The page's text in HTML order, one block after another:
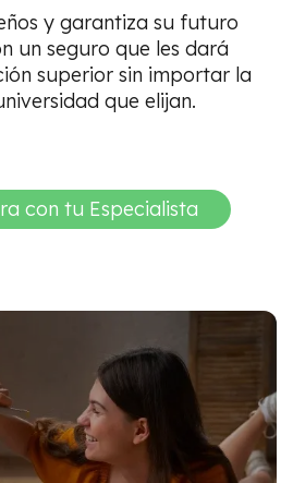
y garantiza su futuro
un seguro que les dará
superior sin importar la
que elijan.
con tu Especialista